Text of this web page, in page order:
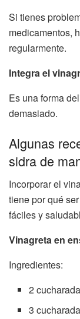
Si tienes
medicamentos,
regularmente.
Integra el
Es una forma
demasiado.
Algunas
sidra de
Incorporar el
tiene por qué
fáciles y
Vinagreta en
Ingredientes:
2
3